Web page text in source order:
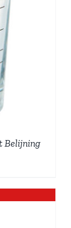
Belijning